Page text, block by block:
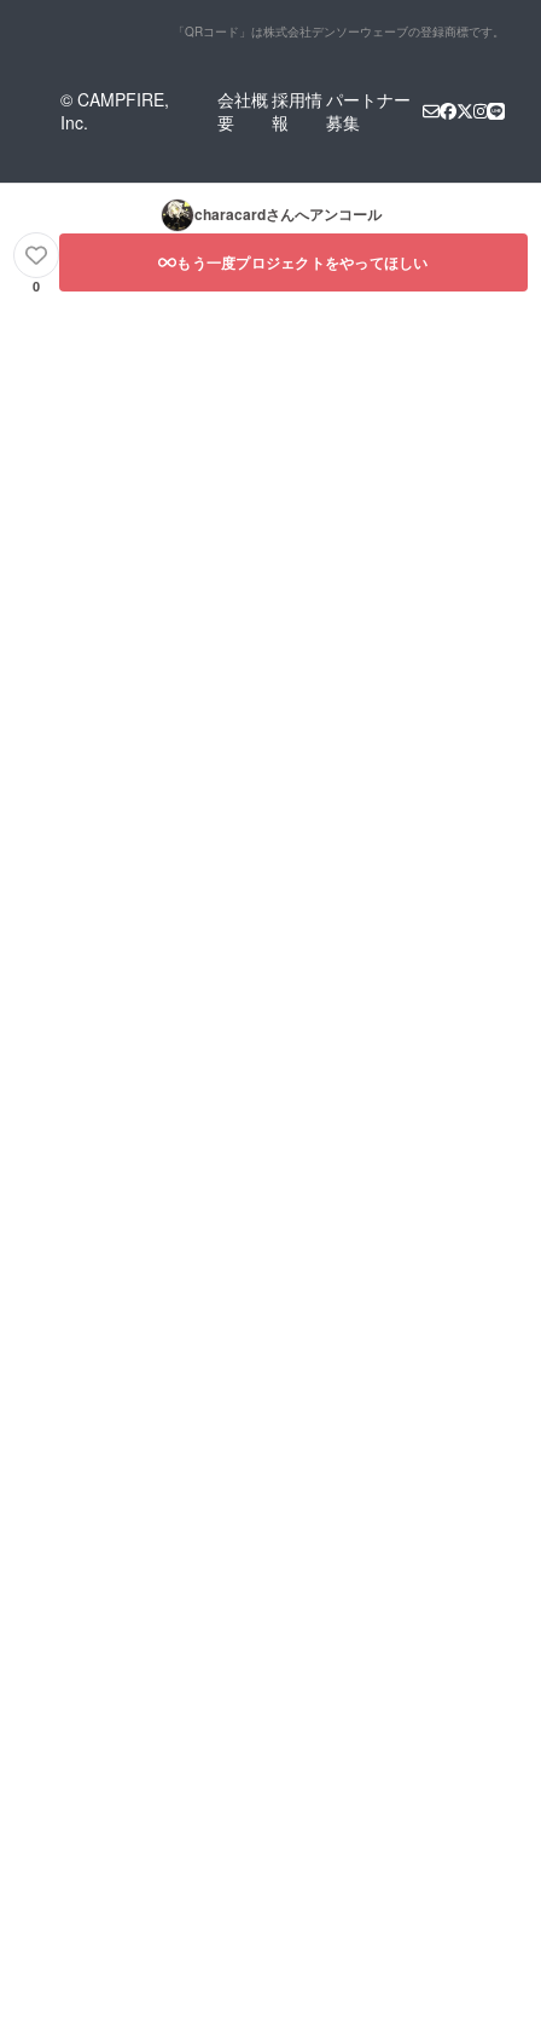
「QRコード」は株式会社デンソーウェーブの登録商標です。
© CAMPFIRE,
Inc.
会社概
要
採用情
報
パートナー
募集
characardさんへアンコール
0
もう一度プロジェクトをやってほしい